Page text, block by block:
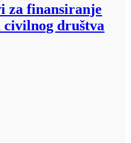
za finansiranje
društva